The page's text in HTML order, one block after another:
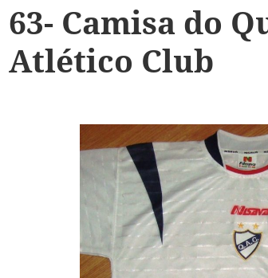
63- Camisa do
Atlético Club